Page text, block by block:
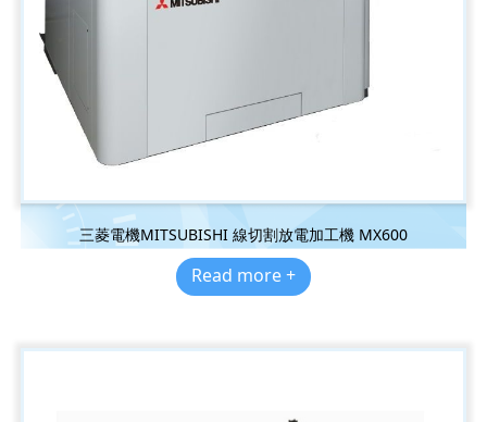
三菱電機MITSUBISHI 線切割放電加工機 MX600
Read more +